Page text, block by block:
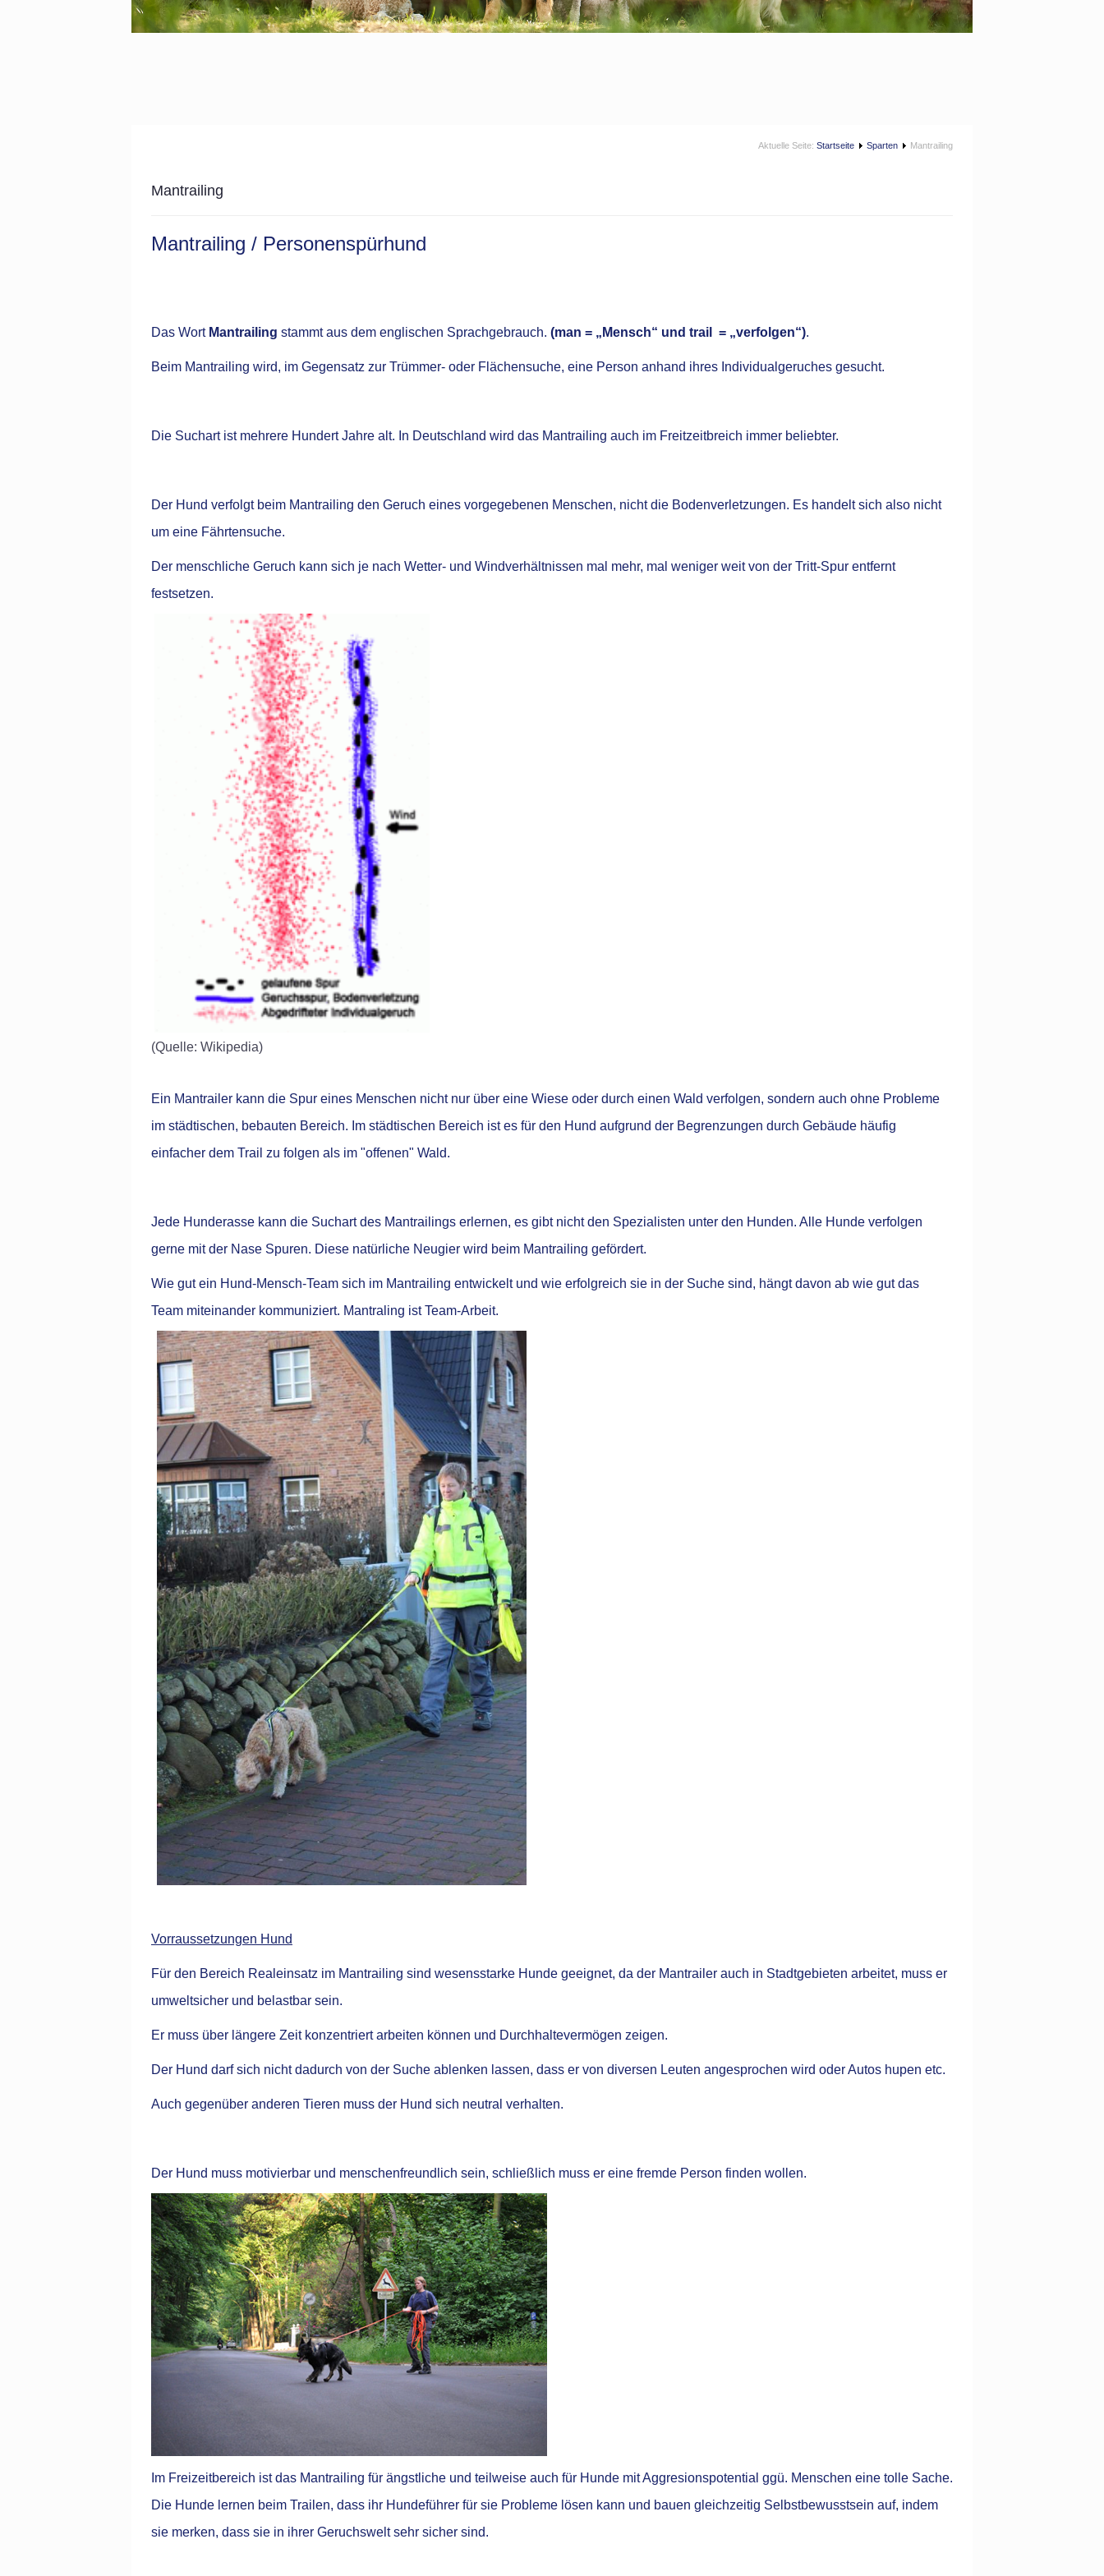
Aktuelle Seite: Startseite Sparten Mantrailing
Mantrailing
Mantrailing / Personenspürhund
Das Wort Mantrailing stammt aus dem englischen Sprachgebrauch. (man = „Mensch“ und trail = „verfolgen“).
Beim Mantrailing wird, im Gegensatz zur Trümmer- oder Flächensuche, eine Person anhand ihres Individualgeruches gesucht.
Die Suchart ist mehrere Hundert Jahre alt. In Deutschland wird das Mantrailing auch im Freitzeitbreich immer beliebter.
Der Hund verfolgt beim Mantrailing den Geruch eines vorgegebenen Menschen, nicht die Bodenverletzungen. Es handelt sich also nicht
um eine Fährtensuche.
Der menschliche Geruch kann sich je nach Wetter- und Windverhältnissen mal mehr, mal weniger weit von der Tritt-Spur entfernt
festsetzen.
(Quelle: Wikipedia)
Ein Mantrailer kann die Spur eines Menschen nicht nur über eine Wiese oder durch einen Wald verfolgen, sondern auch ohne Probleme
im städtischen, bebauten Bereich. Im städtischen Bereich ist es für den Hund aufgrund der Begrenzungen durch Gebäude häufig
einfacher dem Trail zu folgen als im "offenen" Wald.
Jede Hunderasse kann die Suchart des Mantrailings erlernen, es gibt nicht den Spezialisten unter den Hunden. Alle Hunde verfolgen
gerne mit der Nase Spuren. Diese natürliche Neugier wird beim Mantrailing gefördert.
Wie gut ein Hund-Mensch-Team sich im Mantrailing entwickelt und wie erfolgreich sie in der Suche sind, hängt davon ab wie gut das
Team miteinander kommuniziert. Mantraling ist Team-Arbeit.
Vorraussetzungen Hund
Für den Bereich Realeinsatz im Mantrailing sind wesensstarke Hunde geeignet, da der Mantrailer auch in Stadtgebieten arbeitet, muss er
umweltsicher und belastbar sein.
Er muss über längere Zeit konzentriert arbeiten können und Durchhaltevermögen zeigen.
Der Hund darf sich nicht dadurch von der Suche ablenken lassen, dass er von diversen Leuten angesprochen wird oder Autos hupen etc.
Auch gegenüber anderen Tieren muss der Hund sich neutral verhalten.
Der Hund muss motivierbar und menschenfreundlich sein, schließlich muss er eine fremde Person finden wollen.
Im Freizeitbereich ist das Mantrailing für ängstliche und teilweise auch für Hunde mit Aggresionspotential ggü. Menschen eine tolle Sache.
Die Hunde lernen beim Trailen, dass ihr Hundeführer für sie Probleme lösen kann und bauen gleichzeitig Selbstbewusstsein auf, indem
sie merken, dass sie in ihrer Geruchswelt sehr sicher sind.